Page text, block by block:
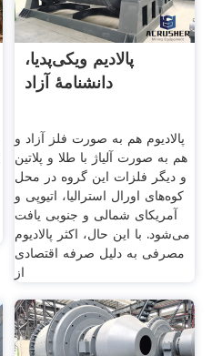
پالادیم ویکی‌پدیا،
دانشنامهٔ آزاد
پالادیوم هم به صورت فلز آزاد و
هم به صورت آلیاژ با طلا و پلاتین
و دیگر فلزات این گروه در محل
کوه‌های اورال استرالیا، اتیوپی و
آمریکای شمالی و جنوبی یافت
می‌شود. با این حال، اکثر پالادیوم
مصرفی به دلیل صرفه اقتصادی
از